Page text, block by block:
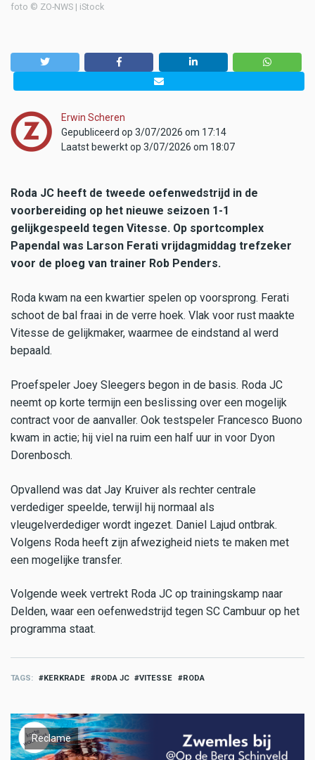
foto © ZO-NWS | iStock
Erwin Scheren
Gepubliceerd op 3/07/2026 om 17:14
Laatst bewerkt op 3/07/2026 om 18:07
Roda JC heeft de tweede oefenwedstrijd in de
voorbereiding op het nieuwe seizoen 1-1
gelijkgespeeld tegen Vitesse. Op sportcomplex
Papendal was Larson Ferati vrijdagmiddag trefzeker
voor de ploeg van trainer Rob Penders.
Roda kwam na een kwartier spelen op voorsprong. Ferati
schoot de bal fraai in de verre hoek. Vlak voor rust maakte
Vitesse de gelijkmaker, waarmee de eindstand al werd
bepaald.
Proefspeler Joey Sleegers begon in de basis. Roda JC
neemt op korte termijn een beslissing over een mogelijk
contract voor de aanvaller. Ook testspeler Francesco Buono
kwam in actie; hij viel na ruim een half uur in voor Dyon
Dorenbosch.
Opvallend was dat Jay Kruiver als rechter centrale
verdediger speelde, terwijl hij normaal als
vleugelverdediger wordt ingezet. Daniel Lajud ontbrak.
Volgens Roda heeft zijn afwezigheid niets te maken met
een mogelijke transfer.
Volgende week vertrekt Roda JC op trainingskamp naar
Delden, waar een oefenwedstrijd tegen SC Cambuur op het
programma staat.
TAGS KERKRADE RODA JC VITESSE RODA
Reclame